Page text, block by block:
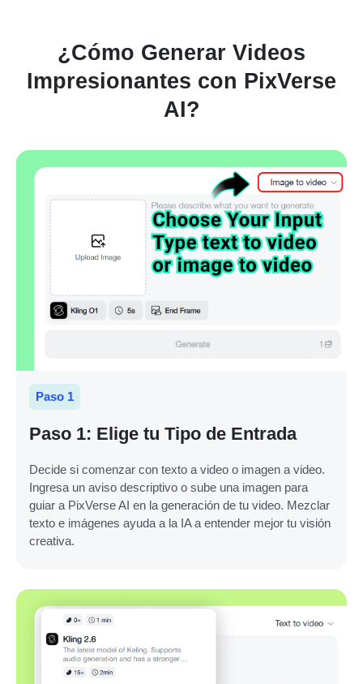
¿Cómo Generar Videos
Impresionantes con PixVerse
AI?
Paso 1
Paso 1: Elige tu Tipo de Entrada
Decide si comenzar con texto a video o imagen a video.
Ingresa un aviso descriptivo o sube una imagen para
guiar a PixVerse AI en la generación de tu video. Mezclar
texto e imágenes ayuda a la IA a entender mejor tu visión
creativa.